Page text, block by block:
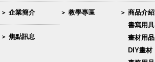
企業簡介
焦點訊息
教學專區
商品介紹
書寫用具
畫材用品
DIY畫材